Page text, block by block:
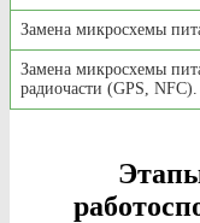
Замена микросхемы
Замена микросхемы
радиочасти (GPS,